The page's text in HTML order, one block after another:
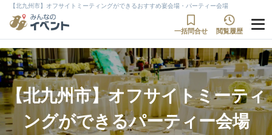
【北九州市】オフサイトミーティングができるおすすめ宴会場・パーティー会場
一括問合せ 閲覧履歴
【北九州市】オフサイトミーティ
ングができるパーティー会場